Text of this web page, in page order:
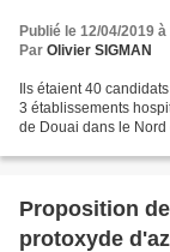
Publié le 12/04/2019 à
Par Olivier SIGMAN
Ils étaient 40
3 établissements
de Douai dans le
Proposition
protoxyde